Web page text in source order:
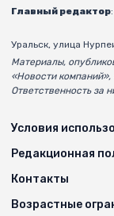
Главный редактор
Уральск, улица
Материалы,
«Новости
Ответственность за
Условия
Редакционная
Контакты
Возрастные